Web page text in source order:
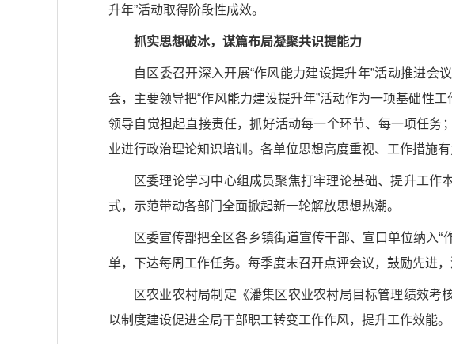
升年”活动取得阶段性成效。
抓实思想破冰，谋篇布局凝聚共识提能力
自区委召开深入开展“作风能力建设提升年”活动推进会
会，主要领导把“作风能力建设提升年”活动作为一项基础性
领导自觉担起直接责任，抓好活动每一个环节、每一项任
业进行政治理论知识培训。各单位思想高度重视、工作措施
区委理论学习中心组成员聚焦打牢理论基础、提升工
式，示范带动各部门全面掀起新一轮解放思想热潮。
区委宣传部把全区各乡镇街道宣传干部、宣口单位纳入
单，下达每周工作任务。每季度末召开点评会议，鼓励先进
区农业农村局制定《潘集区农业农村局目标管理绩效考
以制度建设促进全局干部职工转变工作作风，提升工作效能。